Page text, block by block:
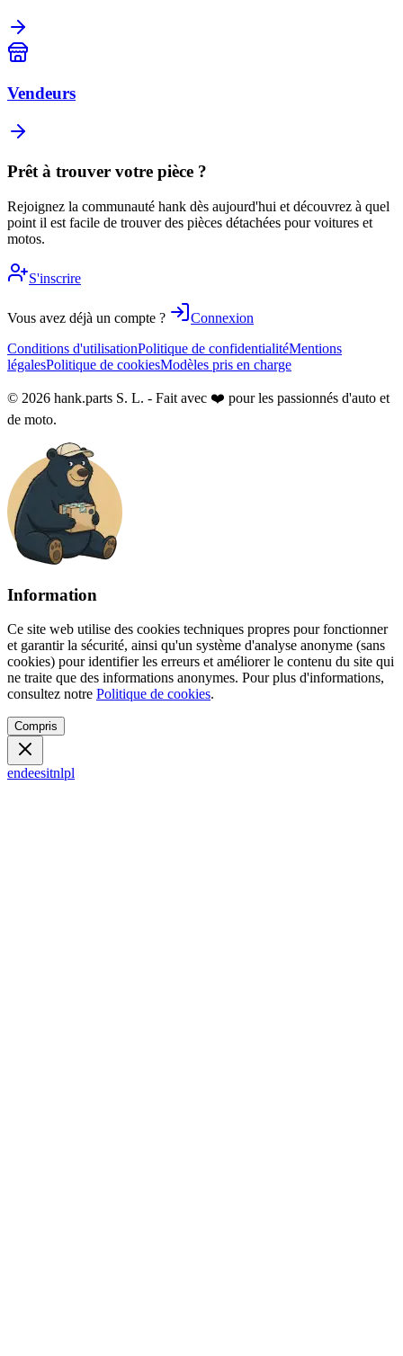
Vendeurs
Prêt à trouver votre pièce ?
Rejoignez la communauté hank dès aujourd'hui et découvrez à quel
point il est facile de trouver des pièces détachées pour voitures et
motos.
S'inscrire
Vous avez déjà un compte ?
Connexion
Conditions d'utilisationPolitique de confidentialitéMentions
légalesPolitique de cookiesModèles pris en charge
© 2026 hank.parts S. L. - Fait avec ❤️ pour les passionnés d'auto et
de moto.
Information
Ce site web utilise des cookies techniques propres pour fonctionner
et garantir la sécurité, ainsi qu'un système d'analyse anonyme (sans
cookies) pour identifier les erreurs et améliorer le contenu du site qui
ne traite que des informations anonymes. Pour plus d'informations,
consultez notre Politique de cookies.
Compris
endeesitnlpl